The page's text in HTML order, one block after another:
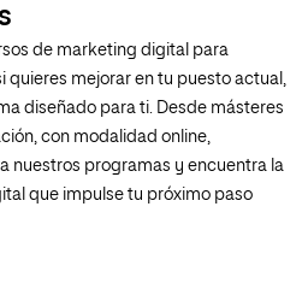
de marketing digital para
quieres mejorar en tu puesto actual,
diseñado para ti. Desde másteres
con modalidad online,
nuestros programas y encuentra la
que impulse tu próximo paso